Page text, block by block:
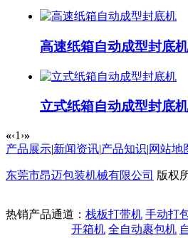
高速纸箱自动成型封底机
立式纸箱自动成型封底机
«‹1 ›»
产品展示|新闻资讯|产品知识|网站地
东莞市昂迈包装机械有限公司 版权
热销产品通道： 栈板打带机 手动打
开箱机 全自动裹包机